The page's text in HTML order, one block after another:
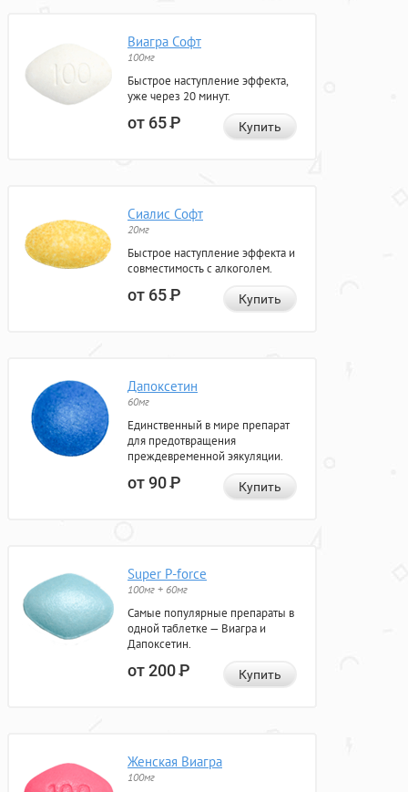
Виагра Софт
100мг
Быстрое наступление эффекта,
уже через 20 минут.
от 65Р Купить
Сиалис Софт
20мг
Быстрое наступление эффекта и
совместимость с алкоголем.
от 65Р Купить
Дапоксетин
60мг
Единственный в мире препарат
для предотвращения
преждевременной эякуляции.
от 90Р Купить
Super P-force
100мг + 60мг
Самые популярные препараты в
одной таблетке — Виагра и
Дапоксетин.
от 200Р Купить
Женская Виагра
100мг